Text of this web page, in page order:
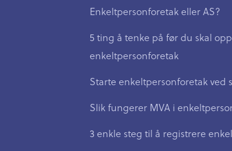
Enkeltpersonforetak eller AS?
5 ting å tenke på før du skal
enkeltpersonforetak
Starte enkeltpersonforetak ved
Slik fungerer MVA i
3 enkle steg til å registrere